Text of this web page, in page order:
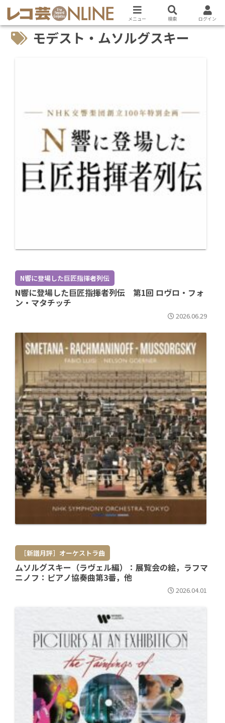
モデスト・ムソルグスキー
N響に登場した巨匠指揮者列伝
N響に登場した巨匠指揮者列伝 第1回 ロヴロ・フォ
ン・マタチッチ
2026.06.29
［新譜月評］オーケストラ曲
ムソルグスキー（ラヴェル編）：展覧会の絵，ラフマ
ニノフ：ピアノ協奏曲第3番，他
2026.04.01
メニュー 検索 ログイン